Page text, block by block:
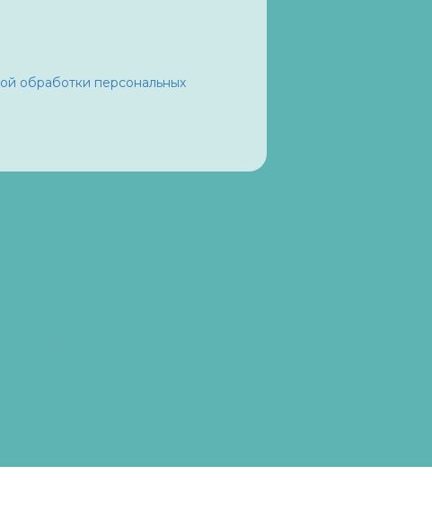
обработки персональных